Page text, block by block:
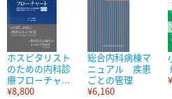
ホスピタリスト
のための内科診
療フローチャ...
¥8,800
総合内科病棟マ
ニュアル 疾患
ごとの管理
¥6,160